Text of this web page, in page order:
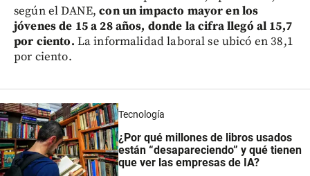
según el DANE,con un impacto mayor en los
jóvenes de 15 a 28 años, donde la cifra llegó al 15,7
por ciento. La informalidad laboral se ubicó en 38,1
por ciento.
Tecnología
¿Por qué millones de libros usados
están “desapareciendo” y qué tienen
que ver las empresas de IA?